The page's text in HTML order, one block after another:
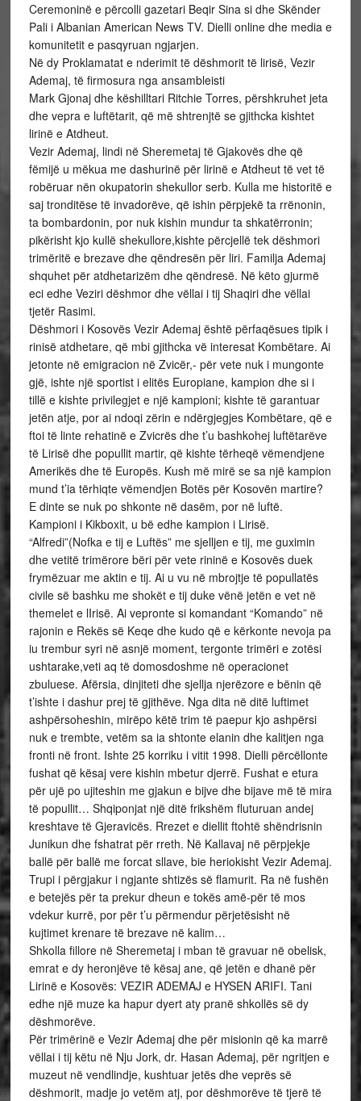
Ceremoninë e përcolli gazetari Beqir Sina si dhe Skënder
Pali i Albanian American News TV. Dielli online dhe media e
komunitetit e pasqyruan ngjarjen.
Në dy Proklamatat e nderimit të dëshmorit të lirisë, Vezir
Ademaj, të firmosura nga ansambleisti
Mark Gjonaj dhe këshilltari Ritchie Torres, përshkruhet jeta
dhe vepra e luftëtarit, që më shtrenjtë se gjithcka kishtet
lirinë e Atdheut.
Vezir Ademaj, lindi në Sheremetaj të Gjakovës dhe që
fëmijë u mëkua me dashurinë për lirinë e Atdheut të vet të
robëruar nën okupatorin shekullor serb. Kulla me historitë e
saj tronditëse të invadorëve, që ishin përpjekë ta rrënonin,
ta bombardonin, por nuk kishin mundur ta shkatërronin;
pikërisht kjo kullë shekullore,kishte përcjellë tek dëshmori
trimëritë e brezave dhe qëndresën për liri. Familja Ademaj
shquhet për atdhetarizëm dhe qëndresë. Në këto gjurmë
eci edhe Veziri dëshmor dhe vëllai i tij Shaqiri dhe vëllai
tjetër Rasimi.
Dëshmori i Kosovës Vezir Ademaj është përfaqësues tipik i
rinisë atdhetare, që mbi gjithcka vë interesat Kombëtare. Ai
jetonte në emigracion në Zvicër,- për vete nuk i mungonte
gjë, ishte një sportist i elitës Europiane, kampion dhe si i
tillë e kishte privilegjet e një kampioni; kishte të garantuar
jetën atje, por ai ndoqi zërin e ndërgjegjes Kombëtare, që e
ftoi të linte rehatinë e Zvicrës dhe t’u bashkohej luftëtarëve
të Lirisë dhe popullit martir, që kishte tërheqë vëmendjene
Amerikës dhe të Europës. Kush më mirë se sa një kampion
mund t’ia tërhiqte vëmendjen Botës për Kosovën martire?
E dinte se nuk po shkonte në dasëm, por në luftë.
Kampioni i Kikboxit, u bë edhe kampion i Lirisë.
“Alfredi”(Nofka e tij e Luftës” me sjelljen e tij, me guximin
dhe vetitë trimërore bëri për vete rininë e Kosovës duek
frymëzuar me aktin e tij. Ai u vu në mbrojtje të popullatës
civile së bashku me shokët e tij duke vënë jetën e vet në
themelet e lIrisë. Ai vepronte si komandant “Komando” në
rajonin e Rekës së Keqe dhe kudo që e kërkonte nevoja pa
iu trembur syri në asnjë moment, tergonte trimëri e zotësi
ushtarake,veti aq të domosdoshme në operacionet
zbuluese. Afërsia, dinjiteti dhe sjellja njerëzore e bënin që
t’ishte i dashur prej të gjithëve. Nga dita në ditë luftimet
ashpërsoheshin, mirëpo këtë trim të paepur kjo ashpërsi
nuk e trembte, vetëm sa ia shtonte elanin dhe kalitjen nga
fronti në front. Ishte 25 korriku i vitit 1998. Dielli përcëllonte
fushat që kësaj vere kishin mbetur djerrë. Fushat e etura
për ujë po ujiteshin me gjakun e bijve dhe bijave më të mira
të popullit… Shqiponjat një ditë frikshëm fluturuan andej
kreshtave të Gjeravicës. Rrezet e diellit ftohtë shëndrisnin
Junikun dhe fshatrat për rreth. Në Kallavaj në përpjekje
ballë për ballë me forcat sllave, bie heriokisht Vezir Ademaj.
Trupi i përgjakur i ngjante shtizës së flamurit. Ra në fushën
e betejës për ta prekur dheun e tokës amë-për të mos
vdekur kurrë, por për t’u përmendur përjetësisht në
kujtimet krenare të brezave në kalim…
Shkolla fillore në Sheremetaj i mban të gravuar në obelisk,
emrat e dy heronjëve të kësaj ane, që jetën e dhanë për
Lirinë e Kosovës: VEZIR ADEMAJ e HYSEN ARIFI. Tani
edhe një muze ka hapur dyert aty pranë shkollës së dy
dëshmorëve.
Për trimërinë e Vezir Ademaj dhe për misionin që ka marrë
vëllai i tij këtu në Nju Jork, dr. Hasan Ademaj, për ngritjen e
muzeut në vendlindje, kushtuar jetës dhe veprës së
dëshmorit, madje jo vetëm atj, por dëshmorëve të tjerë të